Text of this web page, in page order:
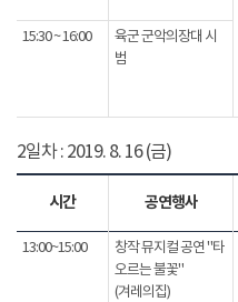
15:30 ~ 16:00
육군 군악의장대 시
범
2일차 : 2019. 8. 16 (금)
시간 공연행사
13:00~15:00
창작 뮤지컬 공연 "타
오르는 불꽃"
(겨레의집)